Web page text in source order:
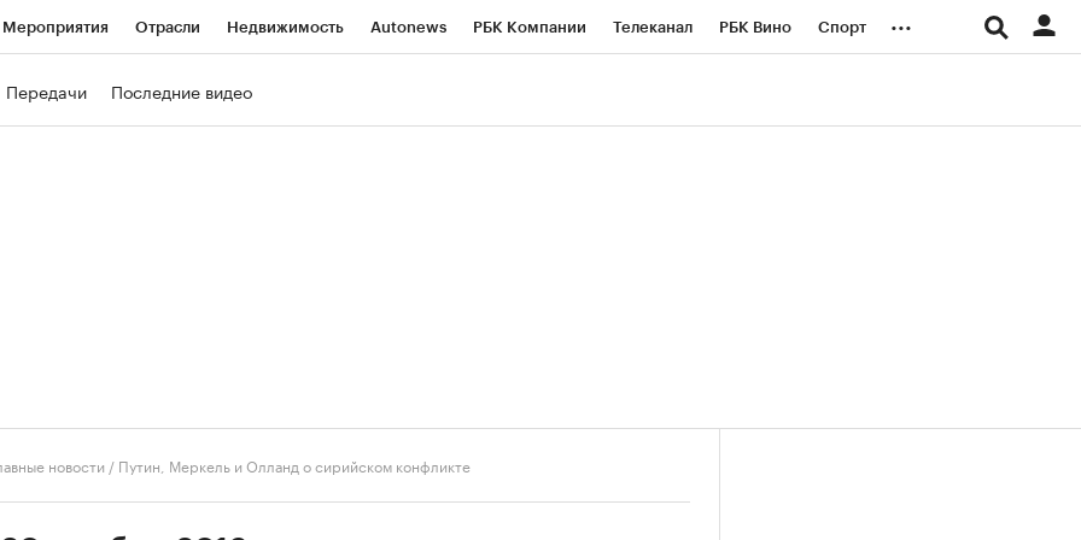
Мероприятия Отрасли Недвижимость Autonews РБК Компании Телеканал РБК Вино Спорт ...
Передачи Последние видео
новости / Путин, Меркель и Олланд о сирийском конфликте